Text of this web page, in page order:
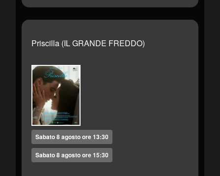
Priscilla (IL GRANDE FREDDO)
Sabato 8 agosto ore 13:30
Sabato 8 agosto ore 15:30